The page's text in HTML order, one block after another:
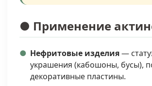
● Применение
Нефритовые изделия—
украшения (кабошоны, бусы),
декоративные пластины.